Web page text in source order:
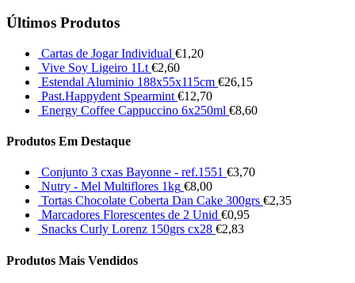
Últimos Produtos
Cartas de Jogar Individual €1,20
Vive Soy Ligeiro 1Lt €2,60
Estendal Aluminio 188x55x115cm €26,15
Past.Happydent Spearmint €12,70
Energy Coffee Cappuccino 6x250ml €8,60
Produtos Em Destaque
Conjunto 3 cxas Bayonne - ref.1551 €3,70
Nutry - Mel Multiflores 1kg €8,00
Tortas Chocolate Coberta Dan Cake 300grs €2,35
Marcadores Florescentes de 2 Unid €0,95
Snacks Curly Lorenz 150grs cx28 €2,83
Produtos Mais Vendidos